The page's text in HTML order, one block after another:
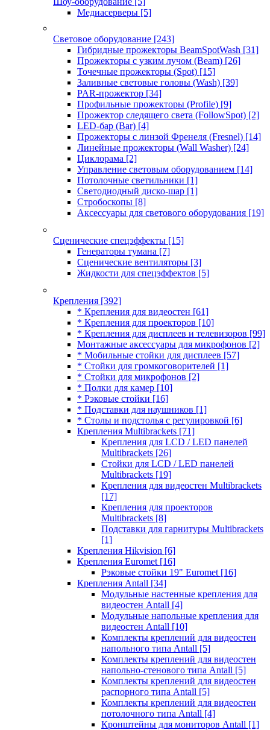
Медиасерверы [5]
Световое оборудование [243]
Гибридные прожекторы BeamSpotWash [31]
Прожекторы с узким лучом (Beam) [26]
Точечные прожекторы (Spot) [15]
Заливные световые головы (Wash) [39]
PAR-прожектор [34]
Профильные прожекторы (Profile) [9]
Прожектор следящего света (FollowSpot) [2]
LED-бар (Bar) [4]
Прожекторы с линзой Френеля (Fresnel) [14]
Линейные прожекторы (Wall Washer) [24]
Циклорама [2]
Управление световым оборудованием [14]
Потолочные светильники [1]
Светодиодный диско-шар [1]
Стробоскопы [8]
Аксессуары для светового оборудования [19]
Сценические спецэффекты [15]
Генераторы тумана [7]
Сценические вентиляторы [3]
Жидкости для спецэффектов [5]
Крепления [392]
* Крепления для видеостен [61]
* Крепления для проекторов [10]
* Крепления для дисплеев и телевизоров [99]
Монтажные аксессуары для микрофонов [2]
* Мобильные стойки для дисплеев [57]
* Стойки для громкоговорителей [1]
* Стойки для микрофонов [2]
* Полки для камер [10]
* Рэковые стойки [16]
* Подставки для наушников [1]
* Столы и подстолья с регулировкой [6]
Крепления Multibrackets [71]
Крепления для LCD / LED панелей
Multibrackets [26]
Стойки для LCD / LED панелей
Multibrackets [19]
Крепления для видеостен Multibrackets
[17]
Крепления для проекторов
Multibrackets [8]
Подставки для гарнитуры Multibrackets
[1]
Крепления Hikvision [6]
Крепления Euromet [16]
Рэковые стойки 19" Euromet [16]
Крепления Antall [34]
Модульные настенные крепления для
видеостен Antall [4]
Модульные напольные крепления для
видеостен Antall [10]
Комплекты креплений для видеостен
напольного типа Antall [5]
Комплекты креплений для видеостен
напольно-стенового типа Antall [5]
Комплекты креплений для видеостен
распорного типа Antall [5]
Комплекты креплений для видеостен
потолочного типа Antall [4]
Кронштейны для мониторов Antall [1]